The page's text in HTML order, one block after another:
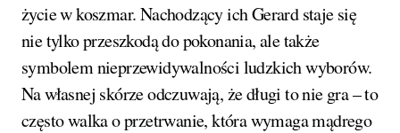
życie w koszmar. Nachodzący ich Gerard staje się
nie tylko przeszkodą do pokonania, ale także
symbolem nieprzewidywalności ludzkich wyborów.
Na własnej skórze odczuwają, że długi to nie gra – to
często walka o przetrwanie, która wymaga mądrego